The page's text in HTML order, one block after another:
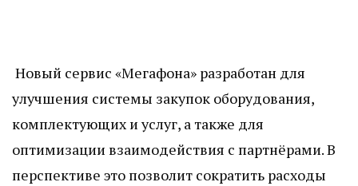
Новый сервис «Мегафона» разработан для
улучшения системы закупок оборудования,
комплектующих и услуг, а также для
оптимизации взаимодействия с партнёрами. В
перспективе это позволит сократить расходы